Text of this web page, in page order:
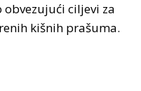
ciljevi za
kišnih prašuma.